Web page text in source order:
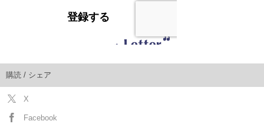
購読 / シェア
X
Facebook